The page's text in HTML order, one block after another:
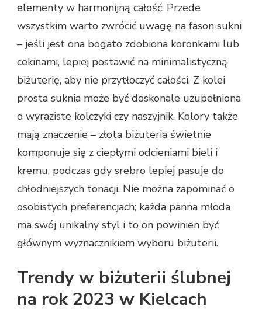
elementy w harmonijną całość. Przede
wszystkim warto zwrócić uwagę na fason sukni
– jeśli jest ona bogato zdobiona koronkami lub
cekinami, lepiej postawić na minimalistyczną
biżuterię, aby nie przytłoczyć całości. Z kolei
prosta suknia może być doskonale uzupełniona
o wyraziste kolczyki czy naszyjnik. Kolory także
mają znaczenie – złota biżuteria świetnie
komponuje się z ciepłymi odcieniami bieli i
kremu, podczas gdy srebro lepiej pasuje do
chłodniejszych tonacji. Nie można zapominać o
osobistych preferencjach; każda panna młoda
ma swój unikalny styl i to on powinien być
głównym wyznacznikiem wyboru biżuterii.
Trendy w biżuterii ślubnej
na rok 2023 w Kielcach